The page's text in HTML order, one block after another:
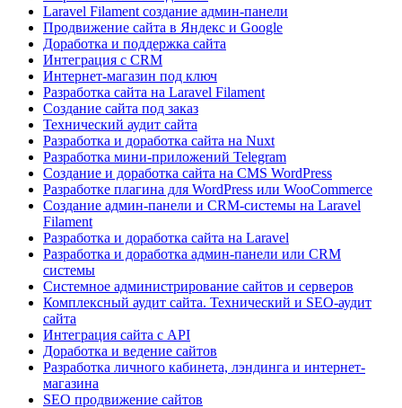
Laravel Filament создание админ-панели
Продвижение сайта в Яндекс и Google
Доработка и поддержка сайта
Интеграция с CRM
Интернет-магазин под ключ
Разработка сайта на Laravel Filament
Создание сайта под заказ
Технический аудит сайта
Разработка и доработка сайта на Nuxt
Разработка мини-приложений Telegram
Создание и доработка сайта на CMS WordPress
Разработке плагина для WordPress или WooCommerce
Создание админ-панели и CRM-системы на Laravel
Filament
Разработка и доработка сайта на Laravel
Разработка и доработка админ-панели или CRM
системы
Системное администрирование сайтов и серверов
Комплексный аудит сайта. Технический и SEO-аудит
сайта
Интеграция сайта с API
Доработка и ведение сайтов
Разработка личного кабинета, лэндинга и интернет-
магазина
SEO продвижение сайтов